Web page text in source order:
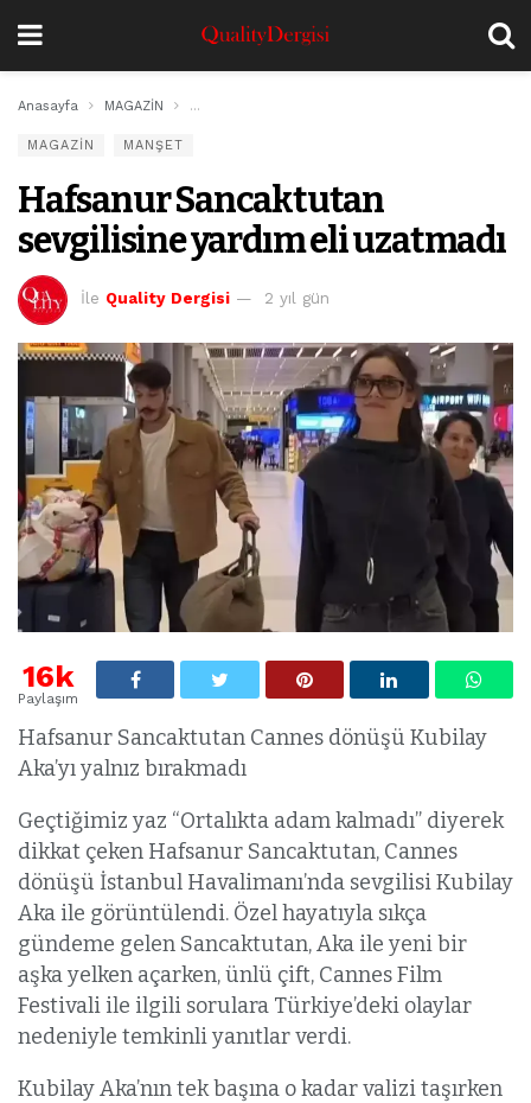
Anasayfa MAGAZİN Hafsanur Sancaktutan sevgilisine yardım eli
MAGAZİN MANŞET
Hafsanur Sancaktutan
sevgilisine yardım eli uzatmadı
İle Quality Dergisi 2 yıl gün
16k
Paylaşım
Hafsanur Sancaktutan Cannes dönüşü Kubilay
Aka’yı yalnız bırakmadı
Geçtiğimiz yaz “Ortalıkta adam kalmadı” diyerek
dikkat çeken Hafsanur Sancaktutan, Cannes
dönüşü İstanbul Havalimanı’nda sevgilisi Kubilay
Aka ile görüntülendi. Özel hayatıyla sıkça
gündeme gelen Sancaktutan, Aka ile yeni bir
aşka yelken açarken, ünlü çift, Cannes Film
Festivali ile ilgili sorulara Türkiye’deki olaylar
nedeniyle temkinli yanıtlar verdi.
Kubilay Aka’nın tek başına o kadar valizi taşırken